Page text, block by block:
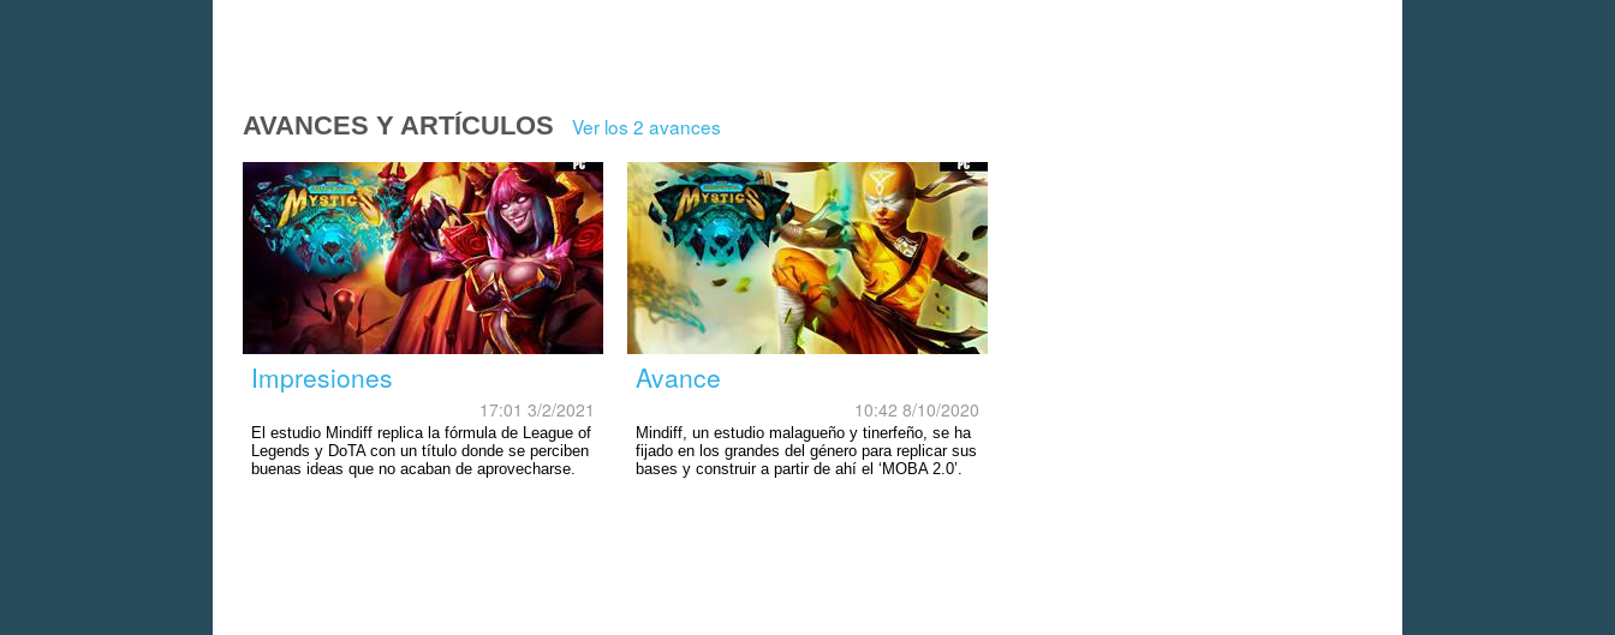
AVANCES Y ARTÍCULOS Ver los 2 avances
Impresiones
17:01 3/2/2021
El estudio Mindiff replica la fórmula de League of
Legends y DoTA con un título donde se perciben
buenas ideas que no acaban de aprovecharse.
Avance
10:42 8/10/2020
Mindiff, un estudio malagueño y tinerfeño, se ha
fijado en los grandes del género para replicar sus
bases y construir a partir de ahí el ‘MOBA 2.0’.